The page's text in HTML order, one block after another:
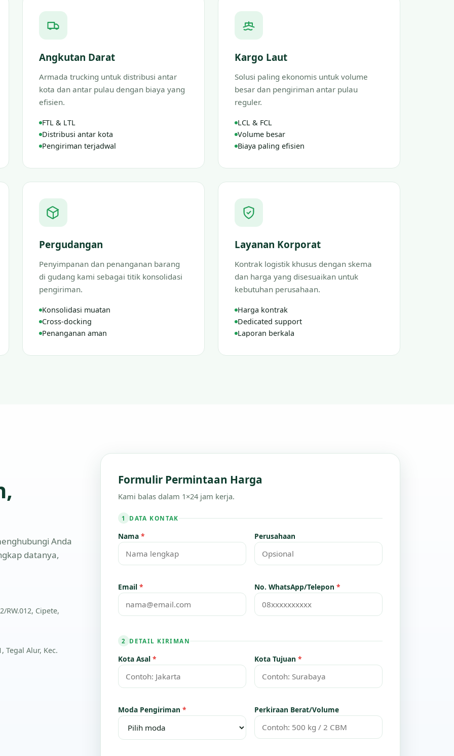
Angkutan Darat
Armada trucking untuk distribusi antar
kota dan antar pulau dengan biaya yang
efisien.
FTL & LTL
Distribusi antar kota
Pengiriman terjadwal
Kargo Laut
Solusi paling ekonomis untuk volume
besar dan pengiriman antar pulau
reguler.
LCL & FCL
Volume besar
Biaya paling efisien
Pergudangan
Penyimpanan dan penanganan barang
di gudang kami sebagai titik konsolidasi
pengiriman.
Konsolidasi muatan
Cross-docking
Penanganan aman
Layanan Korporat
Kontrak logistik khusus dengan skema
dan harga yang disesuaikan untuk
kebutuhan perusahaan.
Harga kontrak
Dedicated support
Laporan berkala
Anda
datanya,
RW.012, Cipete,
Tegal Alur, Kec.
Formulir Permintaan Harga
Kami balas dalam 1×24 jam kerja.
1 DATA KONTAK
Nama* Perusahaan
Email* No. WhatsApp/Telepon*
2 DETAIL KIRIMAN
Kota Asal* Kota Tujuan*
Moda Pengiriman* Perkiraan Berat/Volume